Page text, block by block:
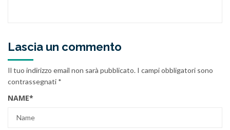
Lascia un commento
Il tuo indirizzo email non sarà pubblicato. I campi obbligatori sono
contrassegnati *
NAME*